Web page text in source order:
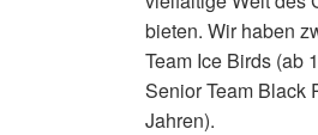
bieten. Wir haben
Team Ice Birds (ab
Senior Team Black
Jahren).